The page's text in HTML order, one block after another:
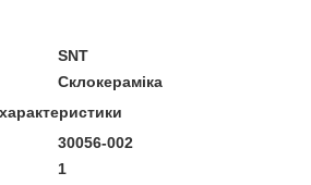
SNT
Склокераміка
30056-002
1